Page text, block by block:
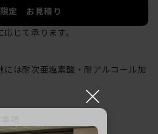
定 お見積り
応じて承ります。
には耐次亜塩素酸・耐アルコール加
×